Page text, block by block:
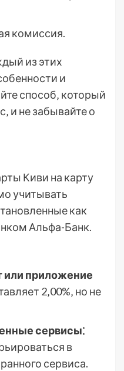
комиссия.
из этих
и
способ‚ который
и не забывайте о
Киви на карту
учитывать
как
Альфа-Банк.
или приложение
2‚00%‚ но не
сервисы⁚
в
сервиса.